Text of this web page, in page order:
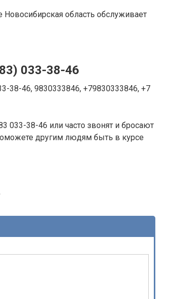
область обслуживает
033-38-46
38-46, 9830333846, +79830333846, +7
033-38-46 или часто звонят и бросают
другим людям быть в курсе